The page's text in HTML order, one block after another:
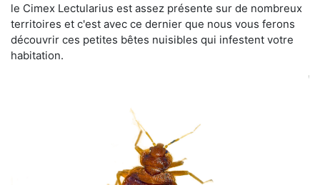
le Cimex Lectularius est assez présente sur de nombreux
territoires et c'est avec ce dernier que nous vous ferons
découvrir ces petites bêtes nuisibles qui infestent votre
habitation.